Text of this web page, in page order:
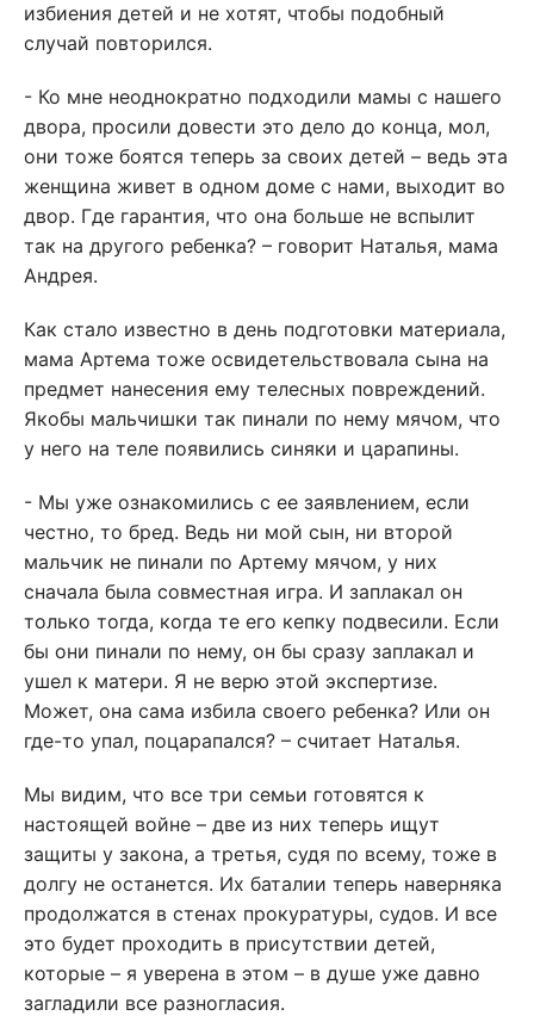
избиения детей и не хотят, чтобы подобный
случай повторился.
- Ко мне неоднократно подходили мамы с нашего
двора, просили довести это дело до конца, мол,
они тоже боятся теперь за своих детей – ведь эта
женщина живет в одном доме с нами, выходит во
двор. Где гарантия, что она больше не вспылит
так на другого ребенка? – говорит Наталья, мама
Андрея.
Как стало известно в день подготовки материала,
мама Артема тоже освидетельствовала сына на
предмет нанесения ему телесных повреждений.
Якобы мальчишки так пинали по нему мячом, что
у него на теле появились синяки и царапины.
- Мы уже ознакомились с ее заявлением, если
честно, то бред. Ведь ни мой сын, ни второй
мальчик не пинали по Артему мячом, у них
сначала была совместная игра. И заплакал он
только тогда, когда те его кепку подвесили. Если
бы они пинали по нему, он бы сразу заплакал и
ушел к матери. Я не верю этой экспертизе.
Может, она сама избила своего ребенка? Или он
где-то упал, поцарапался? – считает Наталья.
Мы видим, что все три семьи готовятся к
настоящей войне – две из них теперь ищут
защиты у закона, а третья, судя по всему, тоже в
долгу не останется. Их баталии теперь наверняка
продолжатся в стенах прокуратуры, судов. И все
это будет проходить в присутствии детей,
которые – я уверена в этом – в душе уже давно
загладили все разногласия.